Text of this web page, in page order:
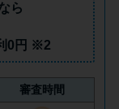
…2ヵ月目に
ら
0円 ※2
審査時間